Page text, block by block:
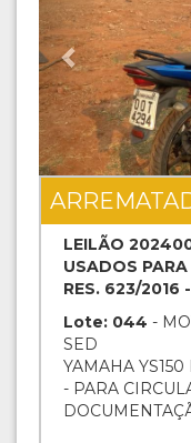
LEILÃO
USADOS
RES. 623/2016
Lote: 044 -
SED
YAMAHA
- PARA